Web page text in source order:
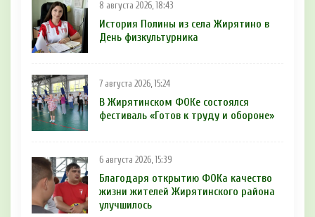
8 августа 2026, 18:43
История Полины из села Жирятино в
День физкультурника
7 августа 2026, 15:24
В Жирятинском ФОКе состоялся
фестиваль «Готов к труду и обороне»
6 августа 2026, 15:39
Благодаря открытию ФОКа качество
жизни жителей Жирятинского района
улучшилось